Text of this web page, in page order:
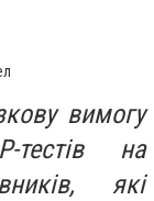
вимогу
тестів на
які